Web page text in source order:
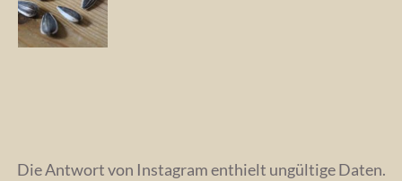
post:
Die Antwort von Instagram enthielt ungültige Daten.